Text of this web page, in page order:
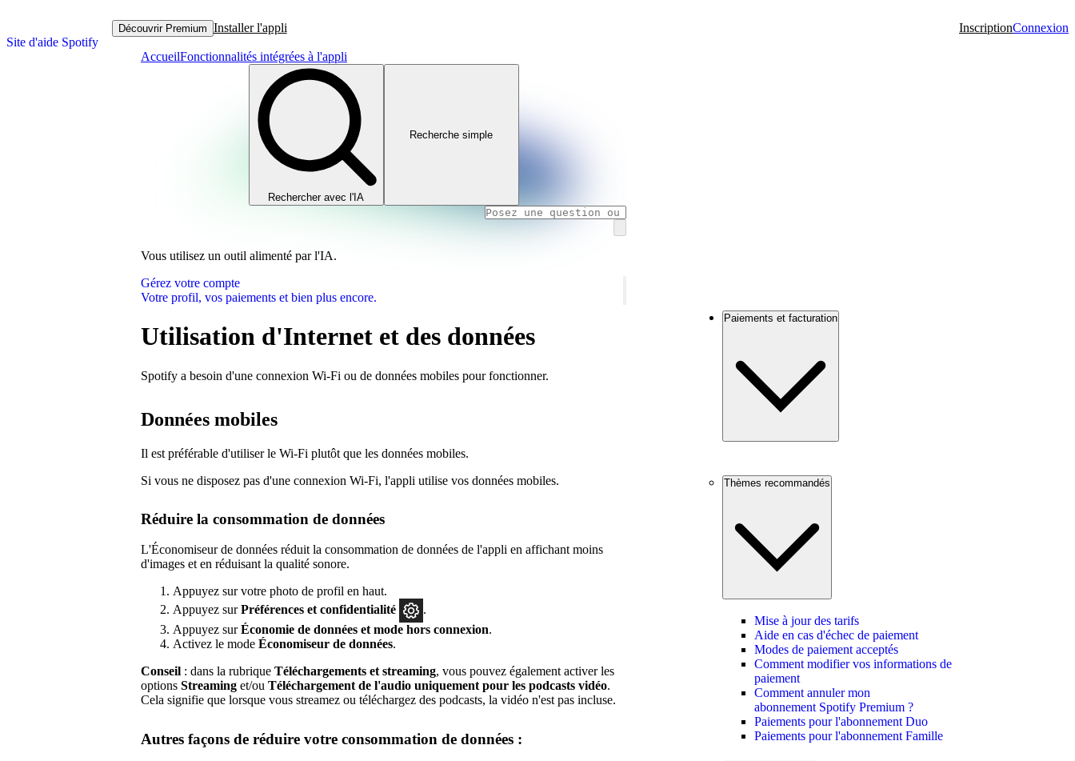
Site d'aide Spotify
Découvrir Premium Installer l'appli InscriptionConnexion
AccueilFonctionnalités intégrées à l'appli
Rechercher avec l'IA
Recherche simple
Vous utilisez un outil alimenté par l'IA.
Gérez votre compte
Votre profil, vos paiements et bien plus encore.
Utilisation d'Internet et des données
Spotify a besoin d'une connexion Wi-Fi ou de données mobiles pour fonctionner.
Données mobiles
Il est préférable d'utiliser le Wi-Fi plutôt que les données mobiles.
Si vous ne disposez pas d'une connexion Wi-Fi, l'appli utilise vos données mobiles.
Réduire la consommation de données
L'Économiseur de données réduit la consommation de données de l'appli en affichant moins
d'images et en réduisant la qualité sonore.
Appuyez sur votre photo de profil en haut.
Appuyez surPréférences et confidentialité
.
Appuyez surÉconomie de données et mode hors connexion.
Activez le mode Économiseur de données.
Conseil : dans la rubrique Téléchargements et streaming, vous pouvez également activer les
options Streaming et/ou Téléchargement de l'audio uniquement pour les podcasts vidéo.
Cela signifie que lorsque vous streamez ou téléchargez des podcasts, la vidéo n'est pas incluse.
Autres façons de réduire votre consommation de données :
Paiements et facturation
Thèmes recommandés
Mise à jour des tarifs
Aide en cas d'échec de paiement
Modes de paiement acceptés
Comment modifier vos informations de
paiement
Comment annuler mon
abonnement Spotify Premium ?
Paiements pour l'abonnement Duo
Paiements pour l'abonnement Famille